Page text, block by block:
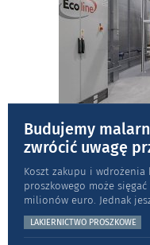
Budujemy
zwrócić uwagę
Koszt zakupu i
proszkowego może
milionów euro. Jednak
LAKIERNICTWO PROSZKOWE